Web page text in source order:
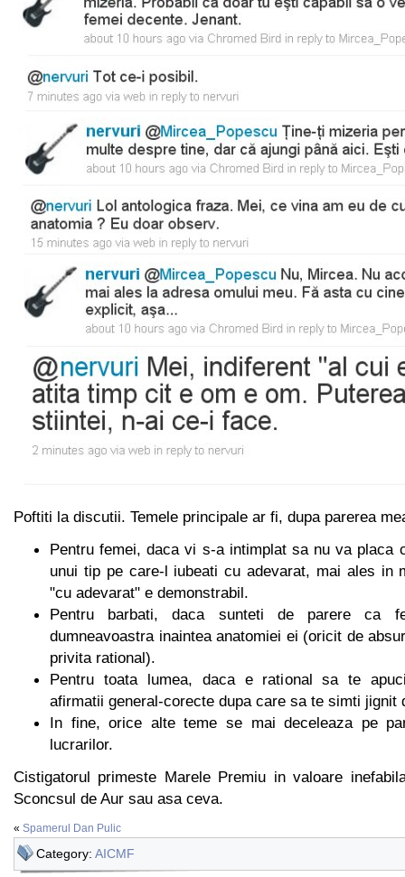
Poftiti la discutii. Temele principale ar fi, dupa parerea
Pentru femei, daca vi s-a intimplat sa nu va placa
unui tip pe care-l iubeati cu adevarat, mai ales in
"cu adevarat" e demonstrabil.
Pentru barbati, daca sunteti de parere ca
dumneavoastra inaintea anatomiei ei (oricit de
privita rational).
Pentru toata lumea, daca e rational sa te
afirmatii general-corecte dupa care sa te simti jignit
In fine, orice alte teme se mai deceleaza pe
lucrarilor.
Cistigatorul primeste Marele Premiu in valoare
Sconcsul de Aur sau asa ceva.
« Spamerul Dan Pulic
Category: AICMF